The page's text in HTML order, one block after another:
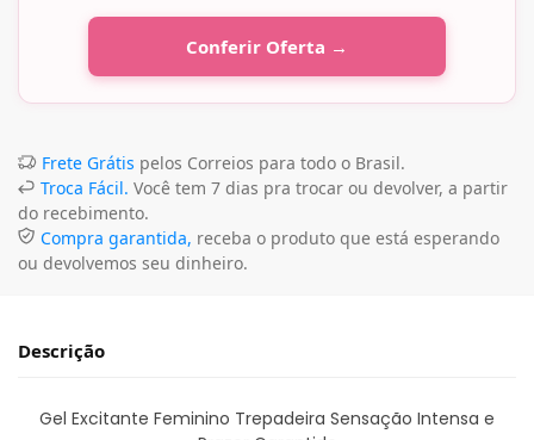
Conferir Oferta →
Frete Grátis pelos Correios para todo o Brasil.
Troca Fácil. Você tem 7 dias pra trocar ou devolver, a partir
do recebimento.
Compra garantida, receba o produto que está esperando
ou devolvemos seu dinheiro.
Descrição
Gel Excitante Feminino Trepadeira Sensação Intensa e